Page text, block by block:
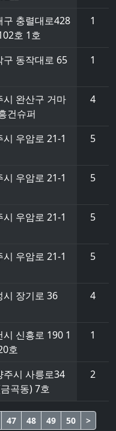
구 충렬대로428
호 1호
1
구 동작대로 65
1
시 완산구 거마
건슈퍼
4
시 우암로 21-1
5
시 우암로 21-1
5
시 우암로 21-1
5
시 우암로 21-1
5
시 장기로 36 4
시 신흥로 190 1
호
1
주시 사릉로34
곡동) 7호
2
47 48 49 50 >